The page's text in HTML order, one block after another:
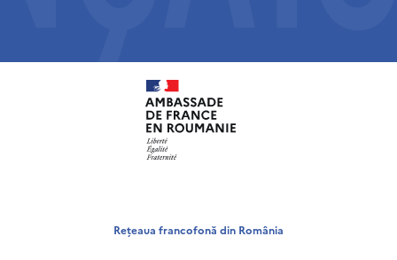
Rețeaua francofonă din România